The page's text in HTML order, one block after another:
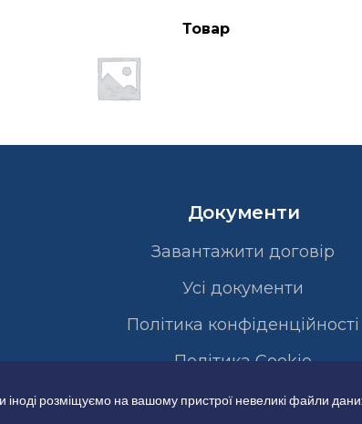
Товар
Документи
Завантажити договір
Усі документи
Політика конфіденційності
Полiтика Cookie
розміщуємо на вашому пристрої невеликі файли